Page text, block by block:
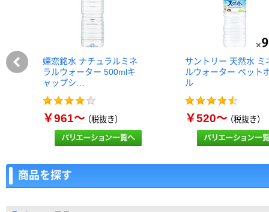
嬬恋銘水 ナチュラルミネ
ラルウォーター 500mlキ
ャップシ…
￥961～（税抜き）
サントリー 天然水 ミ
ルウォーター ペット
ル
￥520～（税抜き）
商品を探す